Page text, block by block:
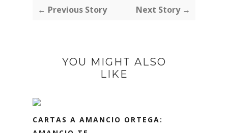
← Previous Story Next Story →
YOU MIGHT ALSO
LIKE
CARTAS A AMANCIO ORTEGA: